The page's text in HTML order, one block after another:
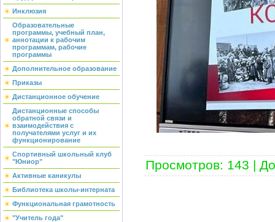
Инклюзия
Образовательные
программы, учебный план,
аннотации к рабочим
программам, рабочие
программы
Дополнительное образование
Приказы
Дистанционное обучение
Дистанционные способы
обратной связи и
взаимодействия с
получателями услуг и их
функционирование
Спортивный школьный клуб
"Юниор"
Активные каникулы
Библиотека школы-интерната
Функциональная грамотность
"Учитель года"
Просмотров: 143 |